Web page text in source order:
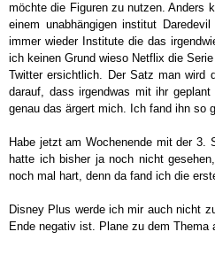
möchte die Figuren zu nutzen. Anders
einem unabhängigen institut
immer wieder Institute die das
ich keinen Grund wieso Netflix die
Twitter ersichtlich. Der Satz man wird
darauf, dass irgendwas mit ihr
genau das ärgert mich. Ich fand ihn so
Habe jetzt am Wochenende mit der
hatte ich bisher ja noch nicht
noch mal hart, denn da fand ich die
Disney Plus werde ich mir auch nicht
Ende negativ ist. Plane zu dem Thema